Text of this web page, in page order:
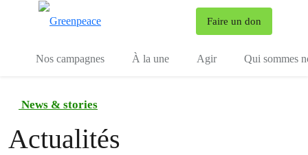
Faire un don
Nos campagnes À la une Agir Qui sommes
News & stories
Actualités